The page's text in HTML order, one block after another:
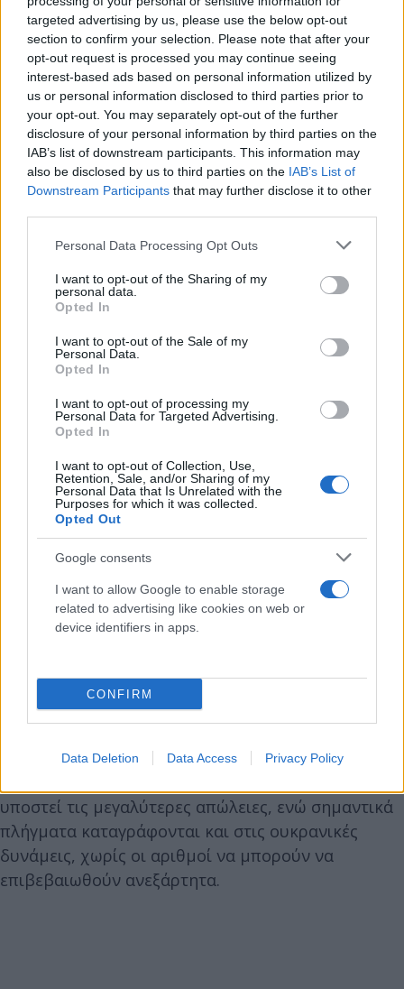
targeted advertising by us, please use the below opt-out
section to confirm your selection. Please note that after your
opt-out request is processed you may continue seeing
interest-based ads based on personal information utilized by
us or personal information disclosed to third parties prior to
your opt-out. You may separately opt-out of the further
disclosure of your personal information by third parties on the
IAB’s list of downstream participants. This information may
also be disclosed by us to third parties on the IAB’s List of
Downstream Participants that may further disclose it to other
Please note that this website/app uses one or more Google
not limited to your visit or usage behaviour. You may click to
grant or deny consent to Google and its third-party tags to
use your data for below specified purposes in below Google
consent section.
Personal Data Processing Opt Outs
I want to opt-out of the Sharing of my
personal data.
Opted In
I want to opt-out of the Sale of my
Personal Data.
Opted In
I want to opt-out of processing my
Personal Data for Targeted Advertising.
Opted In
I want to opt-out of Collection, Use,
Retention, Sale, and/or Sharing of my
Personal Data that Is Unrelated with the
Purposes for which it was collected.
Opted Out
Google consents
I want to allow Google to enable storage
related to advertising like cookies on web or
device identifiers in apps.
CONFIRM
Data Deletion Data Access Privacy Policy
WATCH: Massive overnight Russian missile and
drone attack on Kyiv.
Raw footage shows explosions, air-defense
interceptions, and fires across the capital as
Zelensky cut short his visit to Ireland in the wake of
the attack.pic.twitter.com/pSrR578is8
— Clash Report (@clashreport)
Όπως ανακοινώθηκε, βασικός στόχος της επίθεσης
ήταν η πρωτεύουσα Κίεβο, όπου καταγράφηκαν τα
περισσότερα πλήγματα και οι μεγαλύτερες
απώλειες.
Πάνω από 2 εκατομμύριο στρατιωτικά θύματα
από την αρχή του πολέμου
Σε παράλληλη έκθεση του Center for Strategic and
International Studies (CSIS), εκτιμάται ότι ο
δύο εκατομμύρια στρατιωτικά θύματα (νεκρούς,
τραυματίες και αγνοούμενους) και από τις δύο
πλευρές από την έναρξη της εισβολής το 2022.
υποστεί τις μεγαλύτερες απώλειες, ενώ σημαντικά
πλήγματα καταγράφονται και στις ουκρανικές
δυνάμεις, χωρίς οι αριθμοί να μπορούν να
επιβεβαιωθούν ανεξάρτητα.